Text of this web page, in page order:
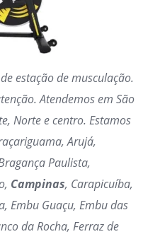
estação de musculação.
Atendemos em São
Norte e centro. Estamos
Arujá,
Paulista,
Campinas, Carapicuíba,
Embu Guaçu, Embu das
da Rocha, Ferraz de